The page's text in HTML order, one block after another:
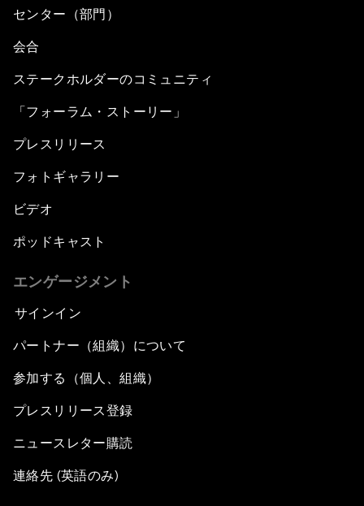
センター（部門）
会合
ステークホルダーのコミュニティ
「フォーラム・ストーリー」
プレスリリース
フォトギャラリー
ビデオ
ポッドキャスト
エンゲージメント
サインイン
パートナー（組織）について
参加する（個人、組織）
プレスリリース登録
ニュースレター購読
連絡先 (英語のみ)